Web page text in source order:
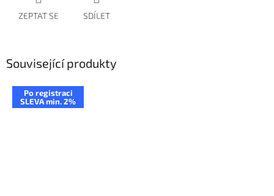
ZEPTAT SE SDÍLET
Související produkty
Po registraci
SLEVA min. 2%